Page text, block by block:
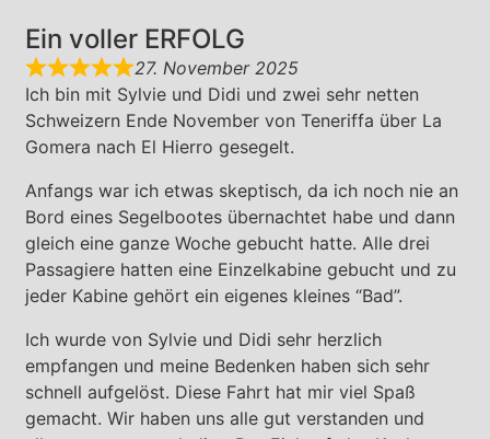
Ein voller ERFOLG
27. November 2025
Ich bin mit Sylvie und Didi und zwei sehr netten
Schweizern Ende November von Teneriffa über La
Gomera nach El Hierro gesegelt.
Anfangs war ich etwas skeptisch, da ich noch nie an
Bord eines Segelbootes übernachtet habe und dann
gleich eine ganze Woche gebucht hatte. Alle drei
Passagiere hatten eine Einzelkabine gebucht und zu
jeder Kabine gehört ein eigenes kleines “Bad”.
Ich wurde von Sylvie und Didi sehr herzlich
empfangen und meine Bedenken haben sich sehr
schnell aufgelöst. Diese Fahrt hat mir viel Spaß
gemacht. Wir haben uns alle gut verstanden und